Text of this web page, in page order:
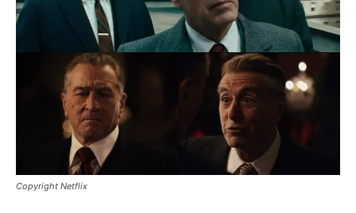
Copyright Netflix